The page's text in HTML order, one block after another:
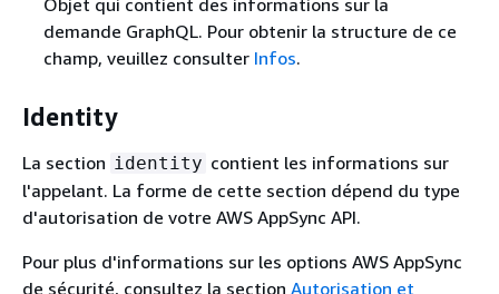
Objet qui contient des informations sur la
demande GraphQL. Pour obtenir la structure de ce
champ, veuillez consulter Infos.
Identity
La section identity contient les informations sur
l'appelant. La forme de cette section dépend du type
d'autorisation de votre AWS AppSync API.
Pour plus d'informations sur les options AWS AppSync
de sécurité, consultez la section Autorisation et